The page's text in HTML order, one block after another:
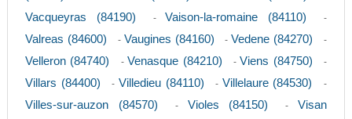
Vacqueyras (84190) - Vaison-la-romaine (84110) -
Valreas (84600) - Vaugines (84160) - Vedene (84270) -
Velleron (84740) - Venasque (84210) - Viens (84750) -
Villars (84400) - Villedieu (84110) - Villelaure (84530) -
Villes-sur-auzon (84570) - Violes (84150) - Visan